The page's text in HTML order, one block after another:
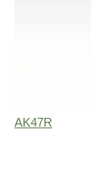
AK47R